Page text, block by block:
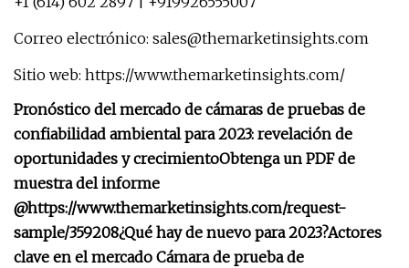
Correo electrónico: sales@themarketinsights.com
Sitio web: https://www.themarketinsights.com/
Pronóstico del mercado de cámaras de pruebas de
confiabilidad ambiental para 2023: revelación de
oportunidades y crecimientoObtenga un PDF de
muestra del informe
@https://www.themarketinsights.com/request-
sample/359208¿Qué hay de nuevo para 2023?Actores
clave en el mercado Cámara de prueba de